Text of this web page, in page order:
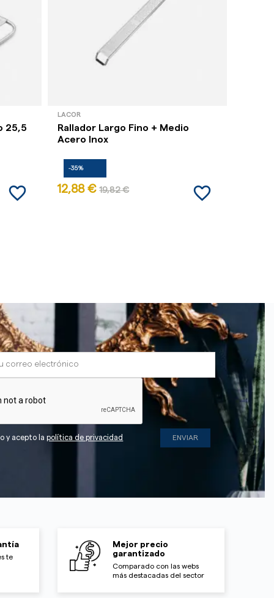
25,5
favorite_border
LACOR
Rallador Largo Fino + Medio
Acero Inox
-35%
12,88 € 19,82 € favorite_border
y acepto lapolítica de privacidad
te
Mejor precio
garantizado
Comparado con las webs
más destacadas del sector